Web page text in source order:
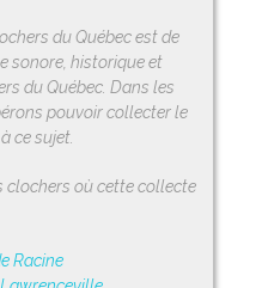
du Québec est de
sonore, historique et
du Québec. Dans les
pouvoir collecter le
ce sujet.
clochers où cette collecte
Racine